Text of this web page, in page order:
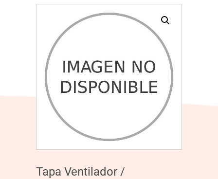
Tapa Ventilador /